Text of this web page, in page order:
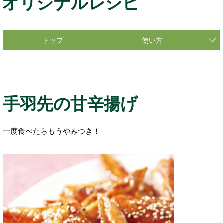
トップ 使い方
手羽先の甘辛揚げ
一度食べたらもうやみつき！